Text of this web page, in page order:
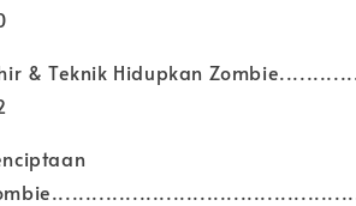
& Teknik Hidupkan